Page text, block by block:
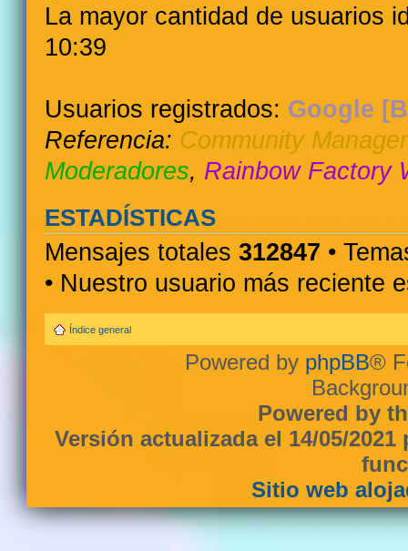
La mayor cantidad de usuarios
10:39
Usuarios registrados: Google
Referencia: Community Manager
Moderadores, Rainbow Factory
ESTADÍSTICAS
Mensajes totales 312847 •
• Nuestro usuario más reciente
Índice general
Powered by phpBB®
Powered by
Versión actualizada el 14/05/
Sitio web